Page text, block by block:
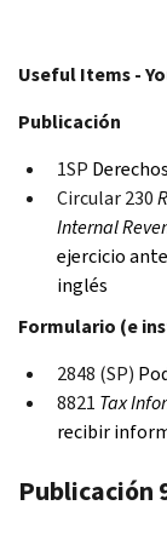
Useful Items -
Publicación
1SP
Circular 230
Internal
ejercicio
inglés
Formulario (e
2848 (SP)
8821 Tax
recibir
Publicación